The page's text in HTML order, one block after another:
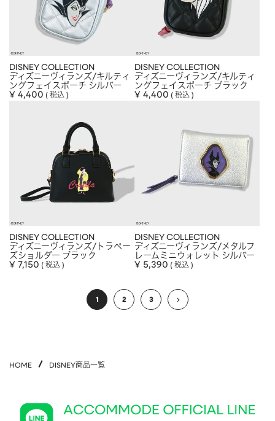
DISNEY COLLECTION
ディズニーヴィランズ/キルティ
ングフェイスポーチ シルバー
¥ 4,400 税込
DISNEY COLLECTION
ディズニーヴィランズ/キルティ
ングフェイスポーチ ブラック
¥ 4,400 税込
DISNEY COLLECTION
ディズニーヴィランズ/トラペー
ズショルダー ブラック
¥ 7,150 税込
DISNEY COLLECTION
ディズニーヴィランズ/メタルフ
レームミニウォレット シルバー
¥ 5,390 税込
1 2 3
HOME DISNEY商品一覧